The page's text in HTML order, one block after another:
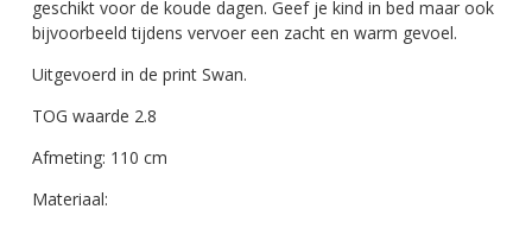
geschikt voor de koude dagen. Geef je kind in bed maar ook
bijvoorbeeld tijdens vervoer een zacht en warm gevoel.
Uitgevoerd in de print Swan.
TOG waarde 2.8
Afmeting: 110 cm
Materiaal: